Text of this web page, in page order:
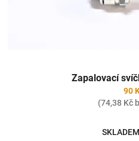
Zapalovací
90
(74,38 Kč
SKLADEM